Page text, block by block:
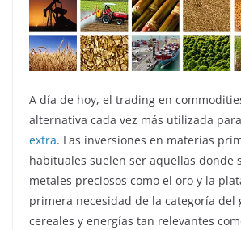
A día de hoy, el trading en
alternativa cada vez más utilizada para
extra. Las inversiones en materias
habituales suelen ser aquellas donde
metales preciosos como el oro y la
primera necesidad de la categoría del
cereales y energías tan relevantes